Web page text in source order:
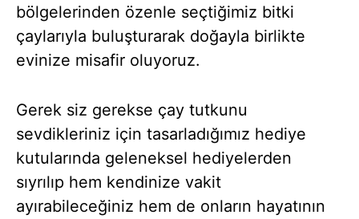
bölgelerinden özenle seçtiğimiz bitki
çaylarıyla buluşturarak doğayla birlikte
evinize misafir oluyoruz.
Gerek siz gerekse çay tutkunu
sevdikleriniz için tasarladığımız hediye
kutularında geleneksel hediyelerden
sıyrılıp hem kendinize vakit
ayırabileceğiniz hem de onların hayatının